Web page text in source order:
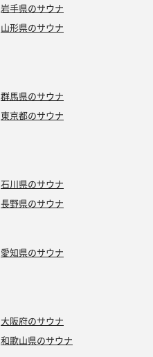
岩手県のサウナ
山形県のサウナ
群馬県のサウナ
東京都のサウナ
石川県のサウナ
長野県のサウナ
愛知県のサウナ
大阪府のサウナ
和歌山県のサウナ